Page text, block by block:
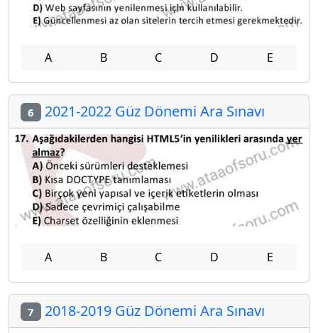
A B C D E
6 2021-2022 Güz Dönemi Ara Sınavı
A B C D E
7 2018-2019 Güz Dönemi Ara Sınavı